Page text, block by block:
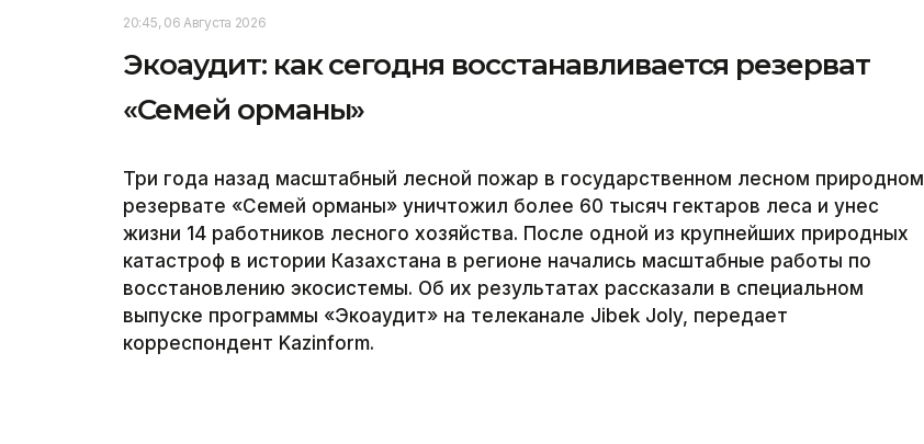
20:45, 06 Августа 2026
Экоаудит: как сегодня восстанавливается резерват
«Семей орманы»
Три года назад масштабный лесной пожар в государственном лесном природном
резервате «Семей орманы» уничтожил более 60 тысяч гектаров леса и унес
жизни 14 работников лесного хозяйства. После одной из крупнейших природных
катастроф в истории Казахстана в регионе начались масштабные работы по
восстановлению экосистемы. Об их результатах рассказали в специальном
выпуске программы «Экоаудит» на телеканале Jibek Joly, передает
корреспондент Kazinform.